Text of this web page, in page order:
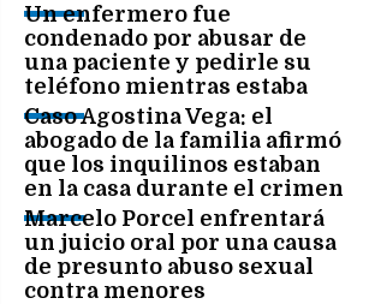
Un enfermero fue
condenado por abusar de
una paciente y pedirle su
teléfono mientras estaba
internada
Caso Agostina Vega: el
abogado de la familia afirmó
que los inquilinos estaban
en la casa durante el crimen
Marcelo Porcel enfrentará
un juicio oral por una causa
de presunto abuso sexual
contra menores